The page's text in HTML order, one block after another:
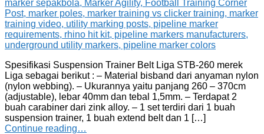
Spesifikasi Suspension Trainer Belt Liga STB-260 merek
Liga sebagai berikut : – Material bisband dari anyaman nylon
(nylon webbing). – Ukurannya yaitu panjang 260 – 370cm
(adjustable), lebar 40mm dan tebal 1,5mm. – Terdapat 2
buah carabiner dari zink alloy. – 1 set terdiri dari 1 buah
suspension trainer, 1 buah extend belt dan 1 […]
Continue reading…